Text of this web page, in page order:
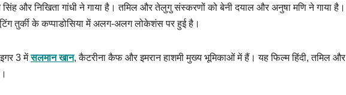
सिंह और निखिता गांधी ने गाया है। तमिल और तेलुगु संस्करणों को बेनी दयाल और अनुषा मणि ने गाया है।
तुर्की के कप्पाडोसिया में अलग-अलग लोकेशंस पर हुई है।
3 मेंसलमान खान, कैटरीना कैफ और इमरान हाशमी मुख्य भूमिकाओं में हैं। यह फिल्म हिंदी, तमिल और